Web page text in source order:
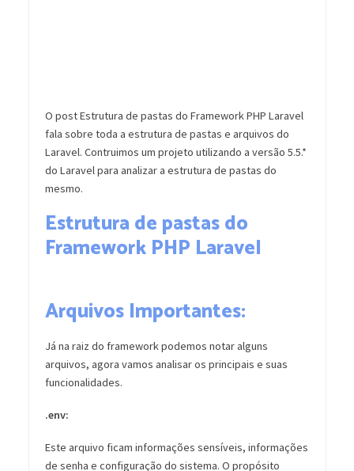
O post Estrutura de pastas do Framework PHP Laravel
fala sobre toda a estrutura de pastas e arquivos do
Laravel. Contruimos um projeto utilizando a versão 5.5.*
do Laravel para analizar a estrutura de pastas do
mesmo.
Estrutura de pastas do
Framework PHP Laravel
Arquivos Importantes:
Já na raiz do framework podemos notar alguns
arquivos, agora vamos analisar os principais e suas
funcionalidades.
.env:
Este arquivo ficam informações sensíveis, informações
de senha e configuração do sistema. O propósito